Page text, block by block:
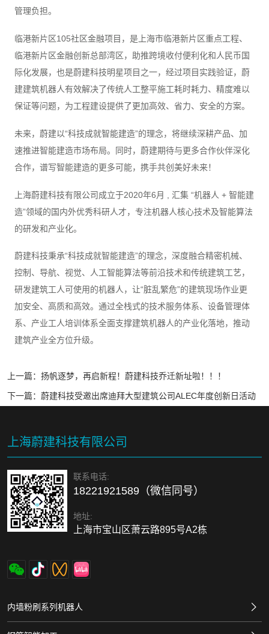
管理负担。
临港新片区105社区金融项目，是上海市临港新片区重点工程、
临港新片区金融创新总部湾区，助推跨境收付便利化和人民币国
际化发展，也是蔚建科技明星项目之一，经过项目实践验证，蔚
建建筑机器人有效解决了传统人工整平施工耗时耗力、精度难以
保证等问题，为工程建设提供了更加高效、省力、安全的方案。
未来，蔚建以“科技成就智能建造”的理念，将继续深耕产品、加
速推进智能建造市场布局。同时，蔚建期待与更多合作伙伴深化
合作，谱写智能建造的更多可能，携手共创美好未来！
上海蔚建科技有限公司成立于2020年6月 , 汇集 “机器人 + 智能建
造”领域的国内外优秀科研人才，专注机器人核心技术及智能算法
的研发和产业化。
蔚建科技秉承“科技成就智能建造”的理念，深度融合精密机械、
控制、导航、视觉、人工智能算法等前沿技术和传统建筑工艺，
研发建筑工人可使用的机器人，让“脏乱繁危”的建筑现场作业更
加安全、高质和高效。通过全栈式的技术服务体系、设备管理体
系、产业工人培训体系全面支撑建筑机器人的产业化落地，推动
建筑产业全方位升级。
上一篇： 扬帆逐梦，再启新程！蔚建科技乔迁新址啦！！！
下一篇： 蔚建科技受邀出席迪拜大型建筑公司ALEC年度创新日活动
上海蔚建科技有限公司
联系电话:
18221921589（微信同号）
地址:
上海市宝山区萧云路895号A2栋
内墙粉刷系列机器人